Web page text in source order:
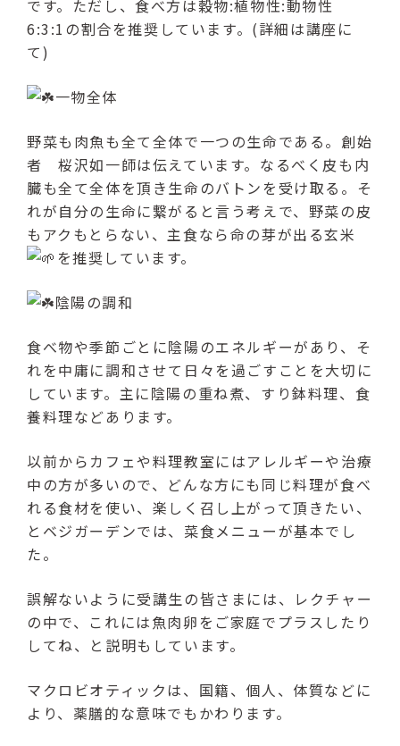
です。ただし、食べ方は穀物:植物性:動物性
6:3:1の割合を推奨しています。(詳細は講座に
て)
一物全体
野菜も肉魚も全て全体で一つの生命である。創始
者 桜沢如一師は伝えています。なるべく皮も内
臓も全て全体を頂き生命のバトンを受け取る。そ
れが自分の生命に繋がると言う考えで、野菜の皮
もアクもとらない、主食なら命の芽が出る玄米
を推奨しています。
陰陽の調和
食べ物や季節ごとに陰陽のエネルギーがあり、そ
れを中庸に調和させて日々を過ごすことを大切に
しています。主に陰陽の重ね煮、すり鉢料理、食
養料理などあります。
以前からカフェや料理教室にはアレルギーや治療
中の方が多いので、どんな方にも同じ料理が食べ
れる食材を使い、楽しく召し上がって頂きたい、
とベジガーデンでは、菜食メニューが基本でし
た。
誤解ないように受講生の皆さまには、レクチャー
の中で、これには魚肉卵をご家庭でプラスしたり
してね、と説明もしています。
マクロビオティックは、国籍、個人、体質などに
より、薬膳的な意味でもかわります。